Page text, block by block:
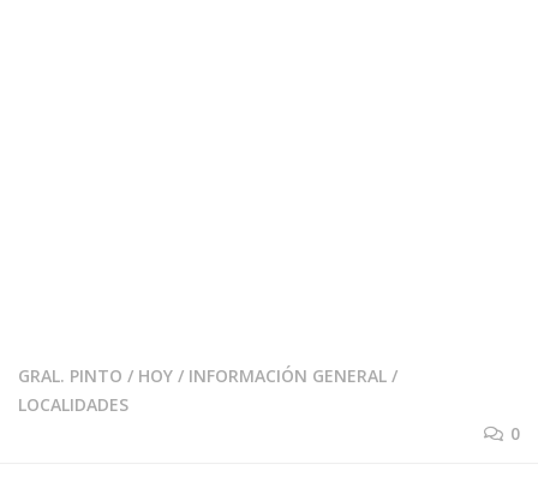
GRAL. PINTO / HOY / INFORMACIÓN GENERAL /
LOCALIDADES
0